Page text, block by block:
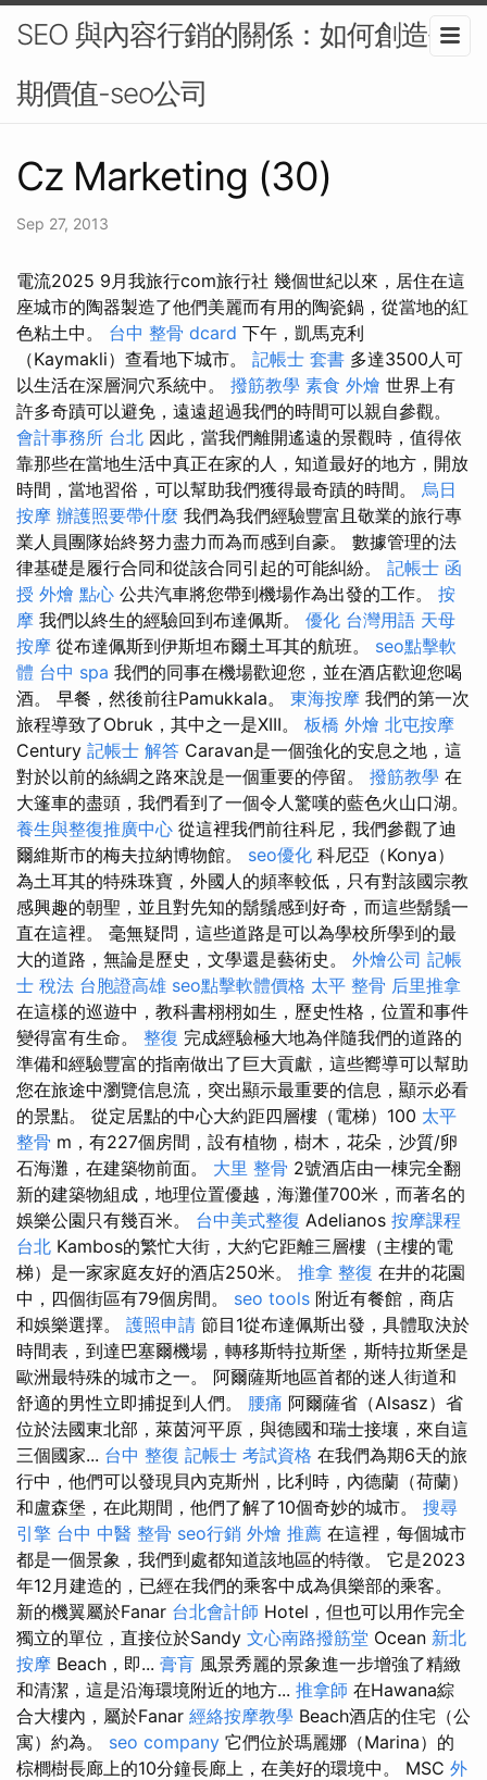
SEO 與內容行銷的關係：如何創造長
期價值-seo公司
Cz Marketing (30)
Sep 27, 2013
電流2025 9月我旅行com旅行社 幾個世紀以來，居住在這
座城市的陶器製造了他們美麗而有用的陶瓷鍋，從當地的紅
色粘土中。 台中 整骨 dcard 下午，凱馬克利
（Kaymakli）查看地下城市。 記帳士 套書 多達3500人可
以生活在深層洞穴系統中。 撥筋教學 素食 外燴 世界上有
許多奇蹟可以避免，遠遠超過我們的時間可以親自參觀。
會計事務所 台北 因此，當我們離開遙遠的景觀時，值得依
靠那些在當地生活中真正在家的人，知道最好的地方，開放
時間，當地習俗，可以幫助我們獲得最奇蹟的時間。 烏日
按摩 辦護照要帶什麼 我們為我們經驗豐富且敬業的旅行專
業人員團隊始終努力盡力而為而感到自豪。 數據管理的法
律基礎是履行合同和從該合同引起的可能糾紛。 記帳士 函
授 外燴 點心 公共汽車將您帶到機場作為出發的工作。 按
摩 我們以終生的經驗回到布達佩斯。 優化 台灣用語 天母
按摩 從布達佩斯到伊斯坦布爾土耳其的航班。 seo點擊軟
體 台中 spa 我們的同事在機場歡迎您，並在酒店歡迎您喝
酒。 早餐，然後前往Pamukkala。 東海按摩 我們的第一次
旅程導致了Obruk，其中之一是XIII。 板橋 外燴 北屯按摩
Century 記帳士 解答 Caravan是一個強化的安息之地，這
對於以前的絲綢之路來說是一個重要的停留。 撥筋教學 在
大篷車的盡頭，我們看到了一個令人驚嘆的藍色火山口湖。
養生與整復推廣中心 從這裡我們前往科尼，我們參觀了迪
爾維斯市的梅夫拉納博物館。 seo優化 科尼亞（Konya）
為土耳其的特殊珠寶，外國人的頻率較低，只有對該國宗教
感興趣的朝聖，並且對先知的鬍鬚感到好奇，而這些鬍鬚一
直在這裡。 毫無疑問，這些道路是可以為學校所學到的最
大的道路，無論是歷史，文學還是藝術史。 外燴公司 記帳
士 稅法 台胞證高雄 seo點擊軟體價格 太平 整骨 后里推拿
在這樣的巡遊中，教科書栩栩如生，歷史性格，位置和事件
變得富有生命。 整復 完成經驗極大地為伴隨我們的道路的
準備和經驗豐富的指南做出了巨大貢獻，這些嚮導可以幫助
您在旅途中瀏覽信息流，突出顯示最重要的信息，顯示必看
的景點。 從定居點的中心大約距四層樓（電梯）100 太平
整骨 m，有227個房間，設有植物，樹木，花朵，沙質/卵
石海灘，在建築物前面。 大里 整骨 2號酒店由一棟完全翻
新的建築物組成，地理位置優越，海灘僅700米，而著名的
娛樂公園只有幾百米。 台中美式整復 Adelianos 按摩課程
台北 Kambos的繁忙大街，大約它距離三層樓（主樓的電
梯）是一家家庭友好的酒店250米。 推拿 整復 在井的花園
中，四個街區有79個房間。 seo tools 附近有餐館，商店
和娛樂選擇。 護照申請 節目1從布達佩斯出發，具體取決於
時間表，到達巴塞爾機場，轉移斯特拉斯堡，斯特拉斯堡是
歐洲最特殊的城市之一。 阿爾薩斯地區首都的迷人街道和
舒適的男性立即捕捉到人們。 腰痛 阿爾薩省（Alsasz）省
位於法國東北部，萊茵河平原，與德國和瑞士接壤，來自這
三個國家... 台中 整復 記帳士 考試資格 在我們為期6天的旅
行中，他們可以發現貝內克斯州，比利時，內德蘭（荷蘭）
和盧森堡，在此期間，他們了解了10個奇妙的城市。 搜尋
引擎 台中 中醫 整骨 seo行銷 外燴 推薦 在這裡，每個城市
都是一個景象，我們到處都知道該地區的特徵。 它是2023
年12月建造的，已經在我們的乘客中成為俱樂部的乘客。
新的機翼屬於Fanar 台北會計師 Hotel，但也可以用作完全
獨立的單位，直接位於Sandy 文心南路撥筋堂 Ocean 新北
按摩 Beach，即... 膏肓 風景秀麗的景象進一步增強了精緻
和清潔，這是沿海環境附近的地方... 推拿師 在Hawana綜
合大樓內，屬於Fanar 經絡按摩教學 Beach酒店的住宅（公
寓）約為。 seo company 它們位於瑪麗娜（Marina）的
棕櫚樹長廊上的10分鐘長廊上，在美好的環境中。 MSC 外